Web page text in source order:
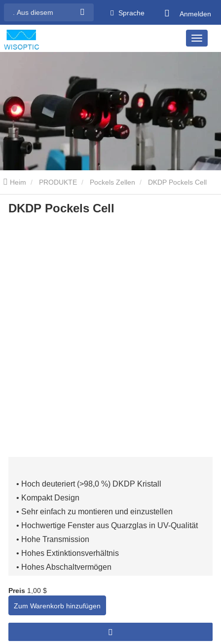
Sprache Anmelden
Heim PRODUKTE Pockels Zellen DKDP Pockels Cell
DKDP Pockels Cell
• Hoch deuteriert (>98,0 %) DKDP Kristall
• Kompakt Design
• Sehr einfach zu montieren und einzustellen
• Hochwertige Fenster aus Quarzglas in UV-Qualität
• Hohe Transmission
• Hohes Extinktionsverhältnis
• Hohes Abschaltvermögen
• Hoher Laser Schadensschwelle
• Gute Abdichtung, hohe Umweltbeständigkeit
• Robust, lange Lebensdauer (2 Jahre
Preis 1,00 $
Zum Warenkorb hinzufügen